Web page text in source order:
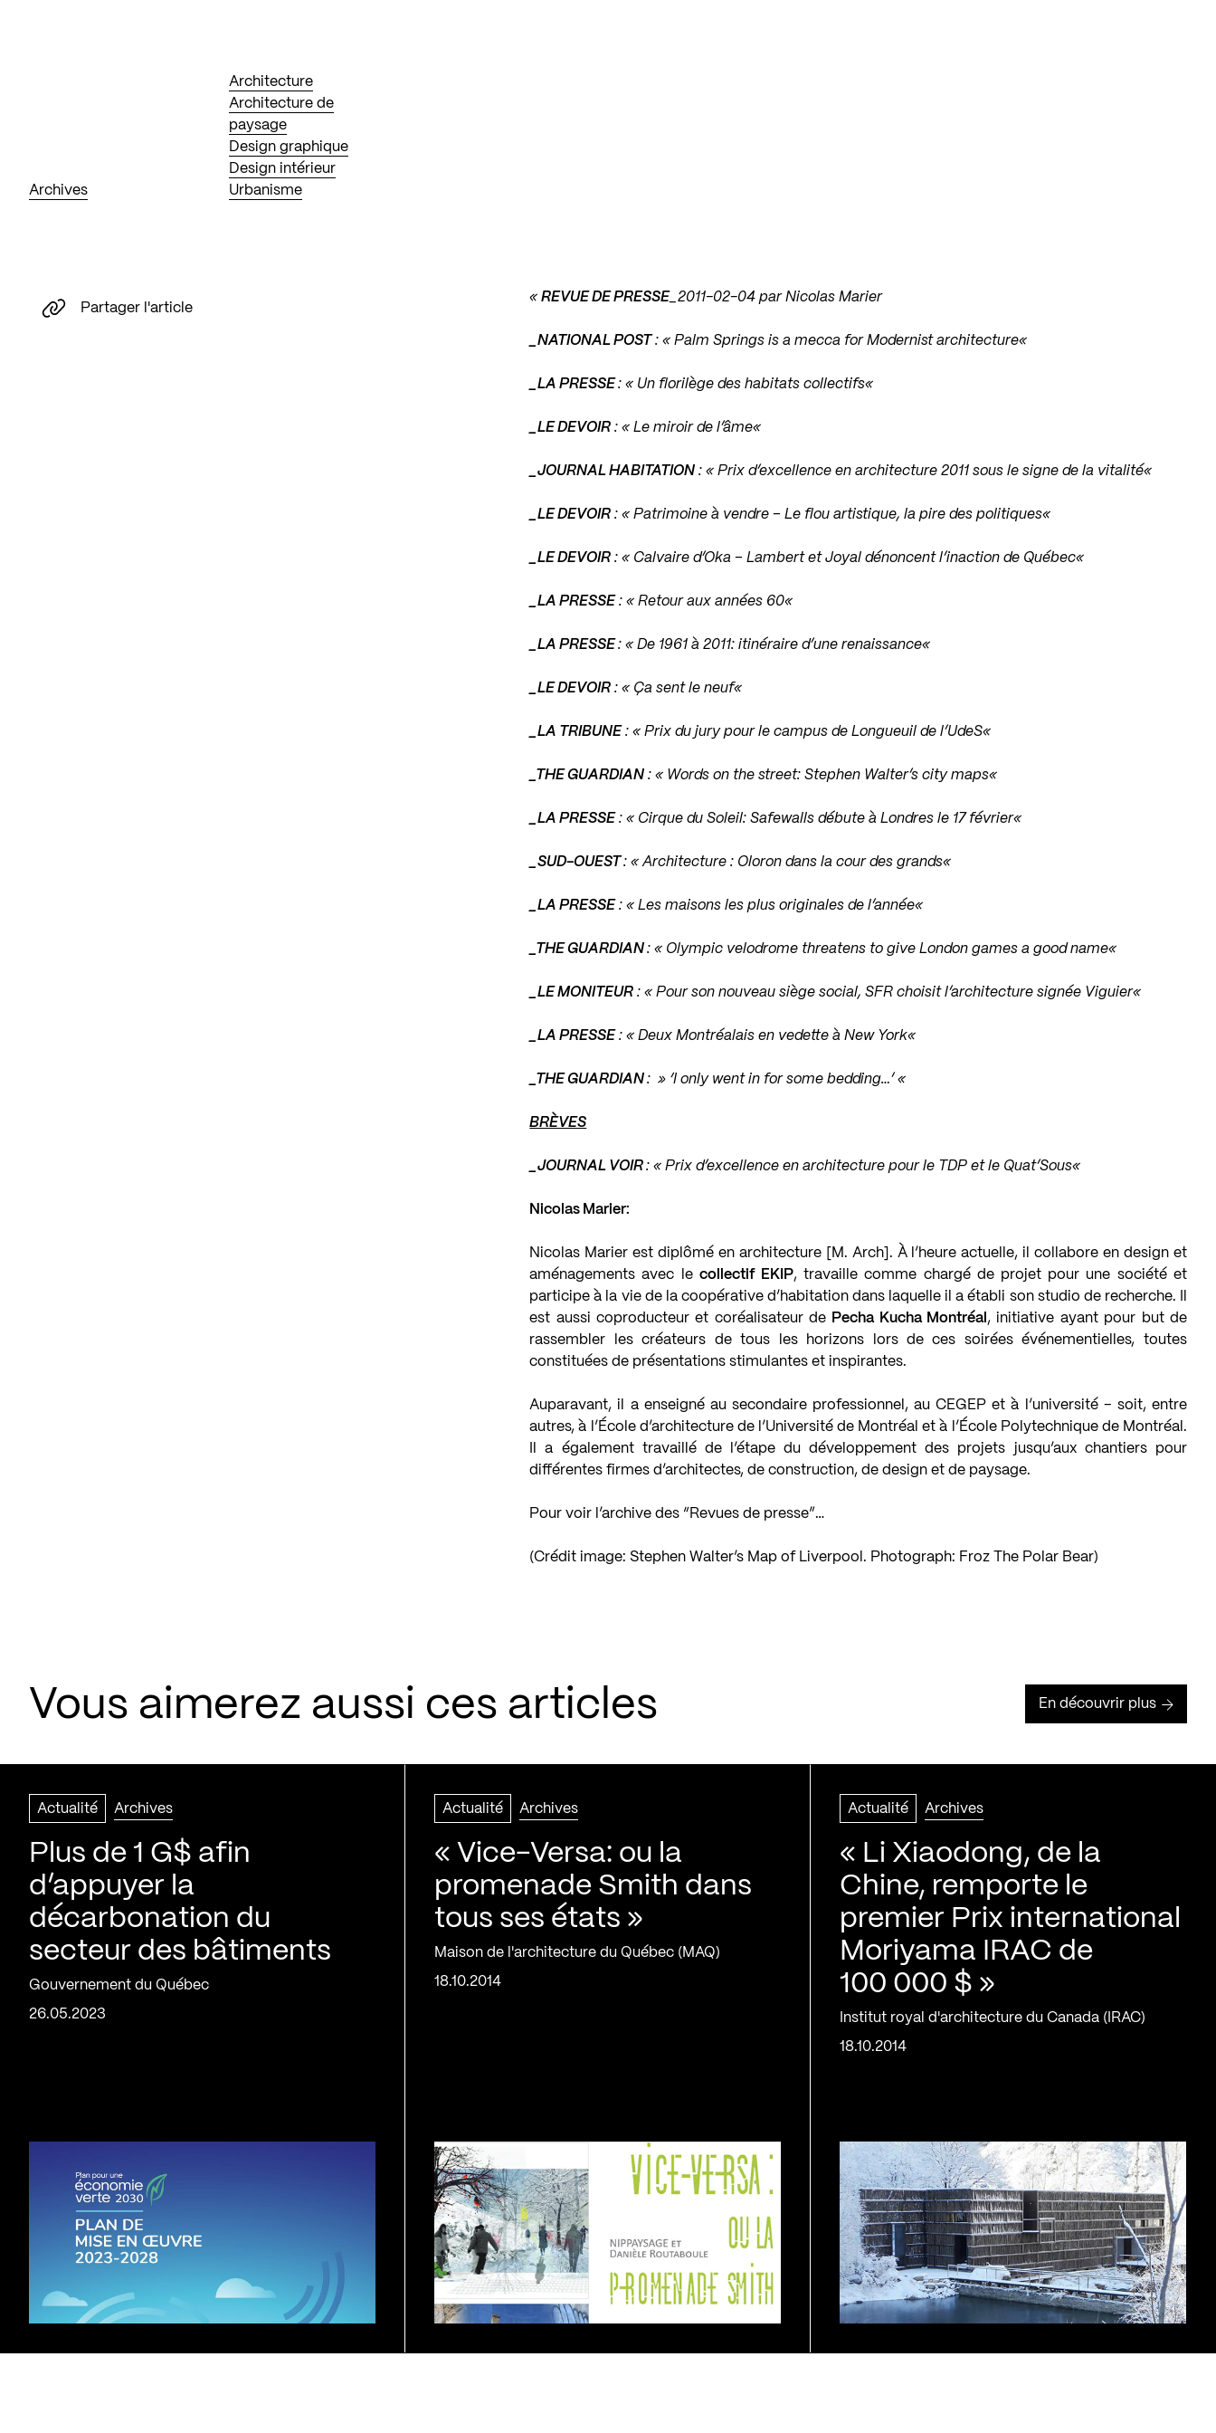
Archives
Architecture
Architecture de
paysage
Design graphique
Design intérieur
Urbanisme
«REVUE DE PRESSE _2011-02-04 par Nicolas Marier
_NATIONAL POST : «Palm Springs is a mecca for Modernist architecture«
_LA PRESSE: « Un florilège des habitats collectifs«
_LE DEVOIR : «Le miroir de l’âme«
_JOURNAL HABITATION : «Prix d’excellence en architecture 2011 sous le signe de la vitalité«
_LE DEVOIR : «Patrimoine à vendre – Le flou artistique, la pire des politiques«
_LE DEVOIR : « Calvaire d’Oka – Lambert et Joyal dénoncent l’inaction de Québec«
_LA PRESSE : «Retour aux années 60«
_LA PRESSE: «De 1961 à 2011: itinéraire d’une renaissance«
_LE DEVOIR : « Ça sent le neuf«
_LA TRIBUNE : «Prix du jury pour le campus de Longueuil de l’UdeS«
_THE GUARDIAN : « Words on the street: Stephen Walter’s city maps«
_LA PRESSE : « Cirque du Soleil: Safewalls débute à Londres le 17 février«
_SUD-OUEST: «Architecture : Oloron dans la cour des grands«
_LA PRESSE : «Les maisons les plus originales de l’année«
_THE GUARDIAN: « Olympic velodrome threatens to give London games a good name«
_LE MONITEUR : «Pour son nouveau siège social, SFR choisit l’architecture signée Viguier«
_LA PRESSE : «Deux Montréalais en vedette à New York«
_THE GUARDIAN: » ‘I only went in for some bedding…’ «
BRÈVES
_JOURNAL VOIR: «Prix d’excellence en architecture pour le TDP et le Quat’Sous«
Nicolas Marier:
Nicolas Marier est diplômé en architecture [M. Arch]. À l’heure actuelle, il collabore en design et
aménagements avec le collectif EKIP, travaille comme chargé de projet pour une société et
participe à la vie de la coopérative d’habitation dans laquelle il a établi son studio de recherche. Il
est aussi coproducteur et coréalisateur de Pecha Kucha Montréal , initiative ayant pour but de
rassembler les créateurs de tous les horizons lors de ces soirées événementielles, toutes
constituées de présentations stimulantes et inspirantes.
Auparavant, il a enseigné au secondaire professionnel, au CEGEP et à l’université – soit, entre
autres, à l’École d’architecture de l’Université de Montréal et à l’École Polytechnique de Montréal.
Il a également travaillé de l’étape du développement des projets jusqu’aux chantiers pour
différentes firmes d’architectes, de construction, de design et de paysage.
Pour voir l’archive des “Revues de presse”…
(Crédit image: Stephen Walter’s Map of Liverpool. Photograph: Froz The Polar Bear)
Partager l'article
Vous aimerez aussi ces articles En découvrir plus
Actualité Archives
Plus de 1 G$ afin
d’appuyer la
décarbonation du
secteur des bâtiments
Gouvernement du Québec
26.05.2023
Actualité Archives
« Vice-Versa: ou la
promenade Smith dans
tous ses états »
Maison de l'architecture du Québec (MAQ)
18.10.2014
Actualité Archives
« Li Xiaodong, de la
Chine, remporte le
premier Prix international
Moriyama IRAC de
100 000 $ »
Institut royal d'architecture du Canada (IRAC)
18.10.2014